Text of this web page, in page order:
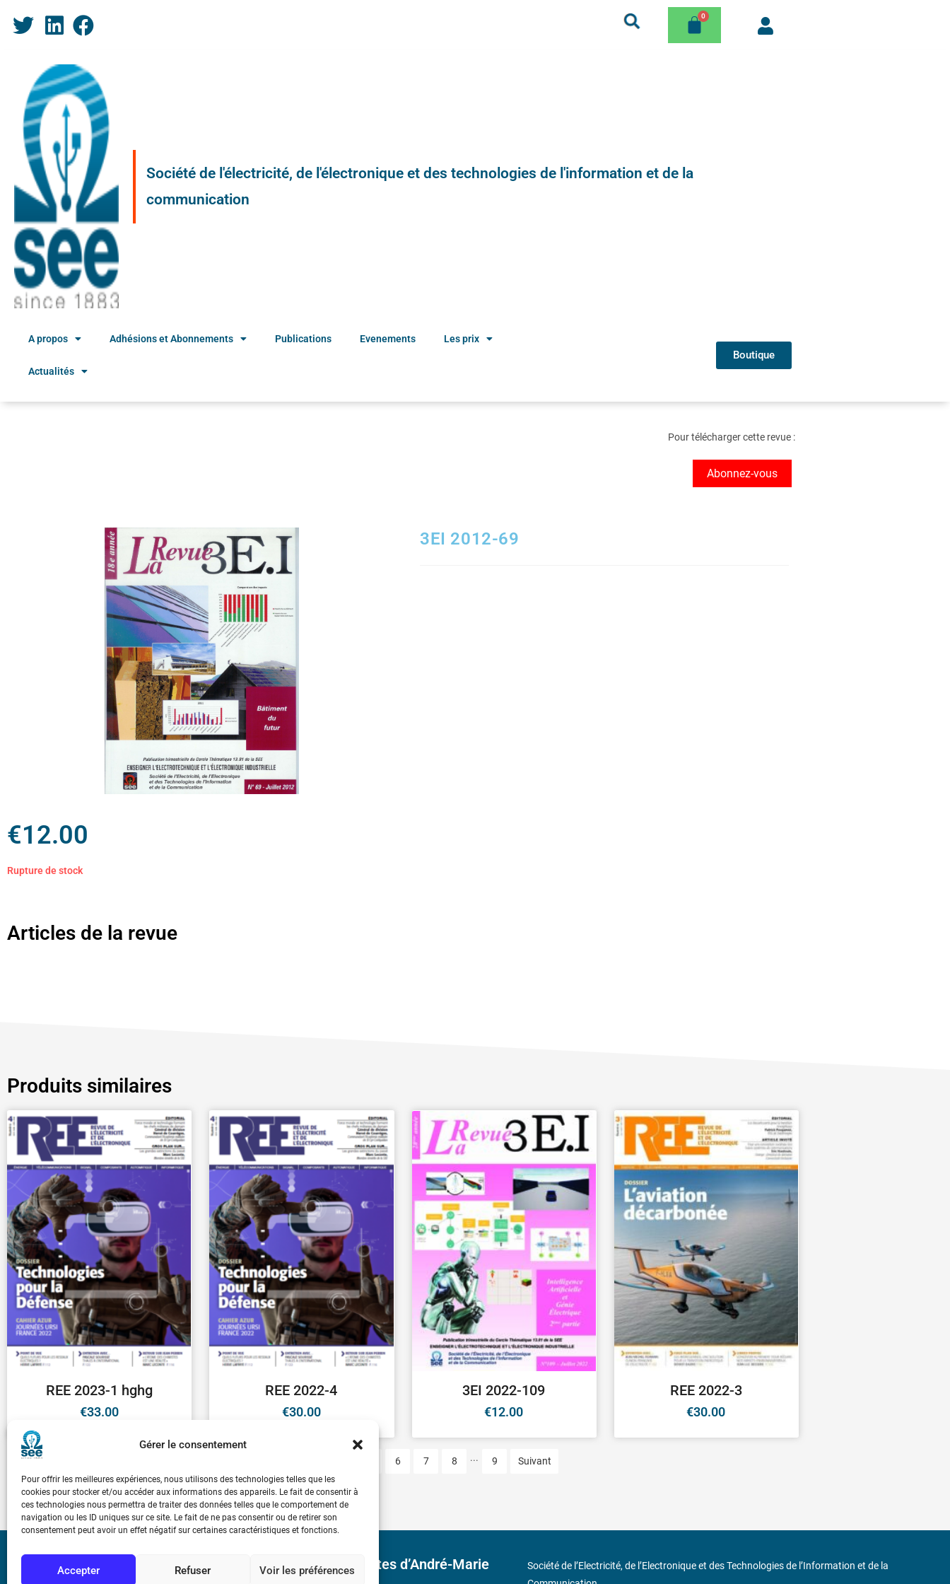
Gérer le consentement
Pour offrir les meilleures expériences, nous utilisons des technologies telles que les
cookies pour stocker et/ou accéder aux informations des appareils. Le fait de consentir à
ces technologies nous permettra de traiter des données telles que le comportement de
navigation ou les ID uniques sur ce site. Le fait de ne pas consentir ou de retirer son
consentement peut avoir un effet négatif sur certaines caractéristiques et fonctions.
Accepter Refuser Voir les préférences
Société de l'électricité, de l'électronique et des technologies de l'information et de la
communication
A propos Adhésions et Abonnements Publications Evenements Les prix
Actualités
Boutique
Pour télécharger cette revue :
Abonnez-vous
€12.00
Rupture de stock
3EI 2012-69
Articles de la revue
Produits similaires
REE 2023-1 hghg
€33.00
REE 2022-4
€30.00
3EI 2022-109
€12.00
REE 2022-3
€30.00
6 7 8 ... 9 Suivant
Bicentenaire des découvertes d’André-Marie
Ampère
Société de l’Electricité, de l’Electronique et des Technologies de l’Information et de la